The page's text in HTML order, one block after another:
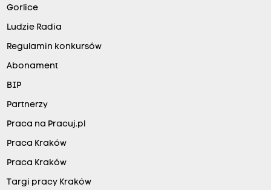
Gorlice
Ludzie Radia
Regulamin konkursów
Abonament
BIP
Partnerzy
Praca na Pracuj.pl
Praca Kraków
Praca Kraków
Targi pracy Kraków